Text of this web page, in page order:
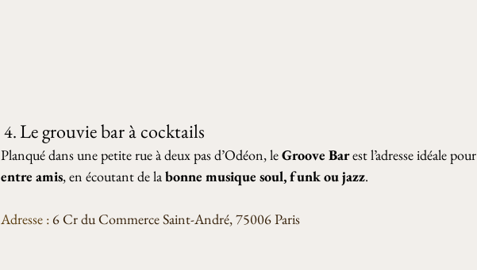
4. Le grouvie bar à cocktails
Planqué dans une petite rue à deux pas d’Odéon, le Groove Bar est l’adresse idéale pour
entre amis, en écoutant de la bonne musique soul, funk ou jazz.
Adresse :6 Cr du Commerce Saint-André, 75006 Paris